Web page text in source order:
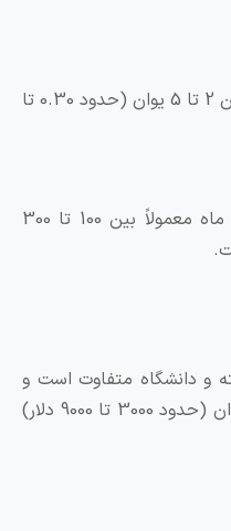
بلیط مترو یا اتوبوس معمولاً بین 2 تا 5 یوان (حدود 0.30 تا
هزینه حمل و نقل عمومی در ماه معمولاً بین 100 تا 300
دانشگاه متفاوت است و
معمولاً بین 20,000 تا 60,000 یوان (حدود 3000 تا 9000 دلار)